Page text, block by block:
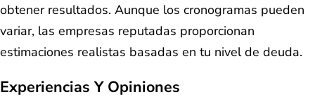
obtener resultados. Aunque los cronogramas pueden
variar, las empresas reputadas proporcionan
estimaciones realistas basadas en tu nivel de deuda.
Experiencias Y Opiniones